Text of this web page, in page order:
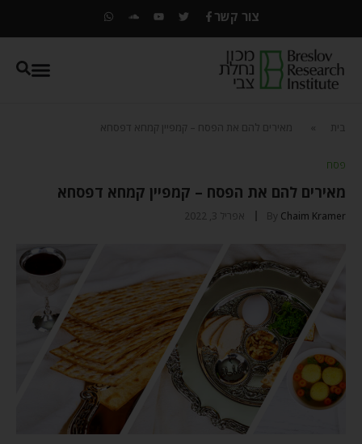
צור קשר
בית מאירים להם את הפסח – קמפיין קמחא דפסחא
פסח
מאירים להם את הפסח – קמפיין קמחא דפסחא
By Chaim Kramer אפריל 3, 2022